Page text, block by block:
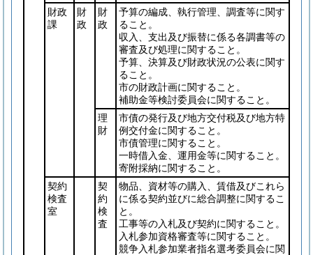
財政
課
財
政
財
政
予算の編成、執行管理、調査等に関す
ること。
収入、支出及び振替に係る各調書等の
審査及び処理に関すること。
予算、決算及び財政状況の公表に関す
ること。
市の財政計画に関すること。
補助金等検討委員会に関すること。
理
財
市債の発行及び地方交付税及び地方特
例交付金に関すること。
市債管理に関すること。
一時借入金、運用金等に関すること。
寄附採納に関すること。
契約
検査
室
契
約
検
査
物品、資材等の購入、賃借及びこれら
に係る契約並びに総合調整に関するこ
と。
工事等の入札及び契約に関すること。
入札参加資格審査等に関すること。
競争入札参加業者指名選考委員会に関